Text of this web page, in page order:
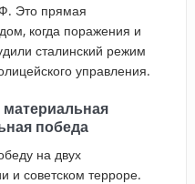
Это прямая
когда поражения и
сталинский режим
управления.
материальная
победа
на двух
и советском терроре.